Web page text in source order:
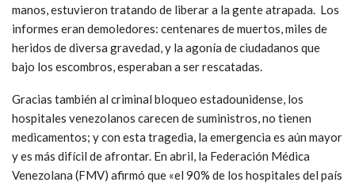
manos, estuvieron tratando de liberar a la gente atrapada. Los
informes eran demoledores: centenares de muertos, miles de
heridos de diversa gravedad, y la agonía de ciudadanos que
bajo los escombros, esperaban a ser rescatadas.
Gracias también al criminal bloqueo estadounidense, los
hospitales venezolanos carecen de suministros, no tienen
medicamentos; y con esta tragedia, la emergencia es aún mayor
y es más difícil de afrontar. En abril, la Federación Médica
Venezolana (FMV) afirmó que «el 90% de los hospitales del país